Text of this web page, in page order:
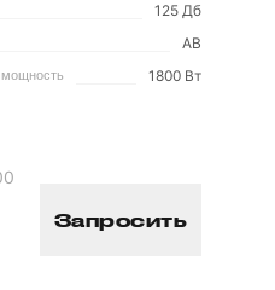
125 Дб
AB
мощность 1800 Вт
Запросить